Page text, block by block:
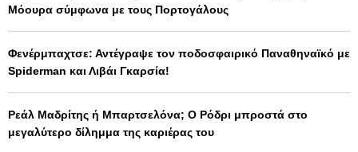
Μόουρα σύμφωνα με τους Πορτογάλους
Φενέρμπαχτσε: Αντέγραψε τον ποδοσφαιρικό Παναθηναϊκό με
Spiderman και Λιβάι Γκαρσία!
Ρεάλ Μαδρίτης ή Μπαρτσελόνα; Ο Ρόδρι μπροστά στο
μεγαλύτερο δίλημμα της καριέρας του